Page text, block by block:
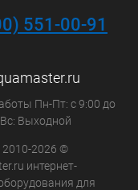
551-00-91
Пн-Пт: с 9:00 до
Выходной
2010-2026 ©
интернет-
для